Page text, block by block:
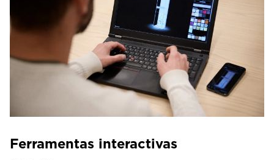
Ferramentas interactivas